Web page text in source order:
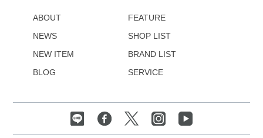
ABOUT
NEWS
NEW ITEM
BLOG
FEATURE
SHOP LIST
BRAND LIST
SERVICE